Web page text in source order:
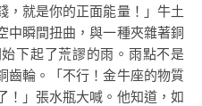
，就是你的正面能量！」牛土
中瞬間扭曲，與一種夾雜著銅
下起了荒謬的雨。雨點不是
齒輪。「不行！金牛座的物質
！」張水瓶大喊。他知道，如